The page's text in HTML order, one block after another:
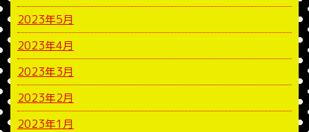
2023年5月
2023年4月
2023年3月
2023年2月
2023年1月